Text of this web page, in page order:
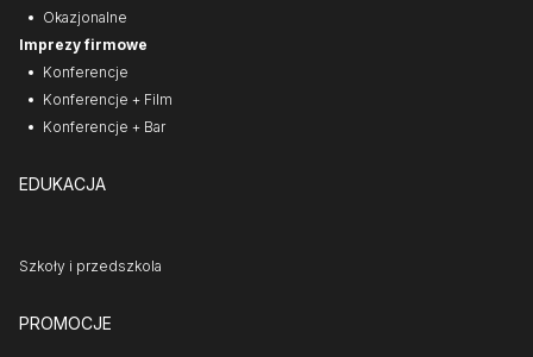
Okazjonalne
Imprezy firmowe
Konferencje
Konferencje + Film
Konferencje + Bar
EDUKACJA
Szkoły i przedszkola
PROMOCJE